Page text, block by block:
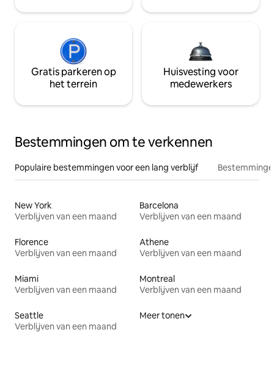
Gratis parkeren op
het terrein
Huisvesting voor
medewerkers
Bestemmingen om te verkennen
Populaire bestemmingen voor een lang verblijf
New York
Verblijven van een maand
Barcelona
Verblijven van een maand
Florence
Verblijven van een maand
Athene
Verblijven van een maand
Miami
Verblijven van een maand
Montreal
Verblijven van een maand
Seattle
Verblijven van een maand
Meer tonen